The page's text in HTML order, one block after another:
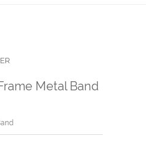
Metal Band